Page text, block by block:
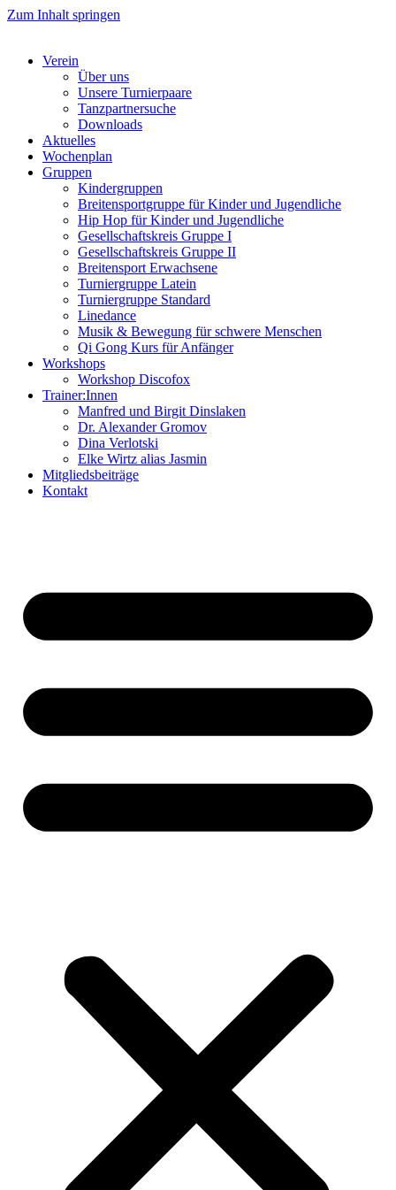
Zum Inhalt springen
Verein
Über uns
Unsere Turnierpaare
Tanzpartnersuche
Downloads
Aktuelles
Wochenplan
Gruppen
Kindergruppen
Breitensportgruppe für Kinder und Jugendliche
Hip Hop für Kinder und Jugendliche​
Gesellschaftskreis Gruppe I
Gesellschaftskreis Gruppe II
Breitensport Erwachsene
Turniergruppe Latein
Turniergruppe Standard
Linedance
Musik & Bewegung für schwere Menschen​
Qi Gong Kurs für Anfänger
Workshops
Workshop Discofox
Trainer:Innen
Manfred und Birgit Dinslaken
Dr. Alexander Gromov
Dina Verlotski
Elke Wirtz alias Jasmin
Mitgliedsbeiträge
Kontakt